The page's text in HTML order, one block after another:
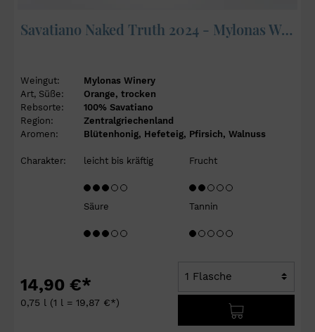
Savatiano Naked Truth 2024 - Mylonas Winery
Weingut:
Mylonas Winery
Art, Süße:
Orange, trocken
Rebsorte:
100% Savatiano
Region:
Zentralgriechenland
Aromen:
Blütenhonig, Hefeteig, Pfirsich, Walnuss
Charakter: leicht bis kräftig Frucht
Säure Tannin
14,90 €*
0,75 l (1 l = 19,87 €*)